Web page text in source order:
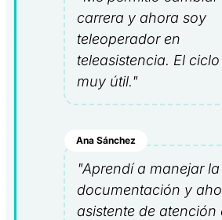
carrera y ahora soy
teleoperador en
teleasistencia. El
muy útil."
Ana Sánchez
"Aprendí a manejar la
documentación y
asistente de atención